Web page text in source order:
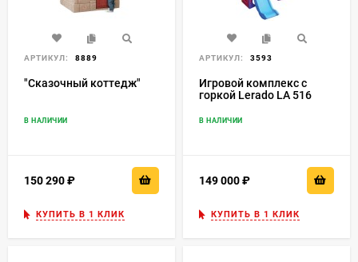
АРТИКУЛ: 8889
"Сказочный коттедж"
В НАЛИЧИИ
150 290
КУПИТЬ В 1 КЛИК
АРТИКУЛ: 3593
Игровой комплекс с
горкой Lerado LA 516
В НАЛИЧИИ
149 000
КУПИТЬ В 1 КЛИК